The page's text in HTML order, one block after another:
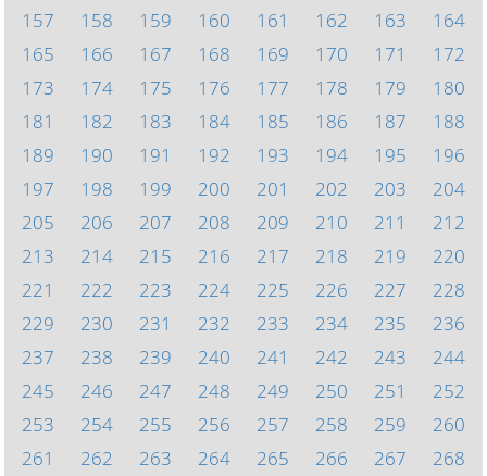
157
158 159 160 161 162 163
164
165
166 167 168 169 170 171
172
173
174 175 176 177 178 179
180
181
182 183 184 185 186 187
188
189
190 191 192 193 194 195
196
197
198 199 200 201 202 203
204
205
206 207 208 209 210 211
212
213
214 215 216 217 218 219
220
221
222 223 224 225 226 227
228
229
230 231 232 233 234 235
236
237
238 239 240 241 242 243
244
245
246 247 248 249 250 251
252
253
254 255 256 257 258 259
260
261
262 263 264 265 266 267
268